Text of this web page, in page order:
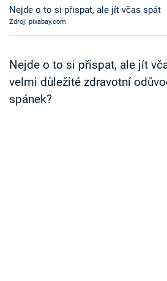
Přihlášení
Nejde o to si přispat, ale jít včas spát
Zdroj: pixabay.com
Nejde o to si přispat, ale jít
velmi důležité zdravotní
spánek?